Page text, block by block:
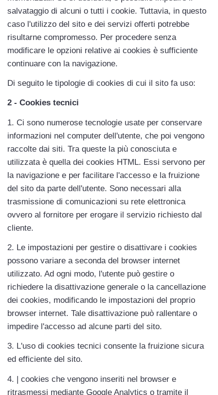
salvataggio di alcuni o tutti i cookie. Tuttavia, in questo
caso l'utilizzo del sito e dei servizi offerti potrebbe
risultarne compromesso. Per procedere senza
modificare le opzioni relative ai cookies è sufficiente
continuare con la navigazione.
Di seguito le tipologie di cookies di cui il sito fa uso:
2 - Cookies tecnici
1. Ci sono numerose tecnologie usate per conservare
informazioni nel computer dell'utente, che poi vengono
raccolte dai siti. Tra queste la più conosciuta e
utilizzata è quella dei cookies HTML. Essi servono per
la navigazione e per facilitare l'accesso e la fruizione
del sito da parte dell'utente. Sono necessari alla
trasmissione di comunicazioni su rete elettronica
ovvero al fornitore per erogare il servizio richiesto dal
cliente.
2. Le impostazioni per gestire o disattivare i cookies
possono variare a seconda del browser internet
utilizzato. Ad ogni modo, l'utente può gestire o
richiedere la disattivazione generale o la cancellazione
dei cookies, modificando le impostazioni del proprio
browser internet. Tale disattivazione può rallentare o
impedire l'accesso ad alcune parti del sito.
3. L'uso di cookies tecnici consente la fruizione sicura
ed efficiente del sito.
4. | cookies che vengono inseriti nel browser e
ritrasmessi mediante Google Analytics o tramite il